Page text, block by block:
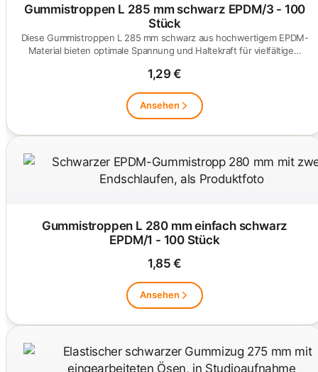
Gummistroppen L 285 mm schwarz EPDM/3 - 100
Stück
Diese Gummistroppen L 285 mm schwarz aus hochwertigem EPDM-
Material bieten optimale Spannung und Haltekraft für vielfältige…
1,29 €
Ansehen
Gummistroppen L 280 mm einfach schwarz
EPDM/1 - 100 Stück
1,85 €
Ansehen